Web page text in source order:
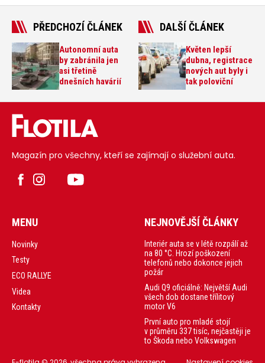
PŘEDCHOZÍ ČLÁNEK
Autonomní auta
by zabránila jen
asi třetině
dnešních havárií
DALŠÍ ČLÁNEK
Květen lepší
dubna, registrace
nových aut byly i
tak poloviční
Magazín pro všechny, kteří se zajímají o služební auta.
MENU
Novinky
Testy
ECO RALLYE
Videa
Kontakty
NEJNOVĚJŠÍ ČLÁNKY
Interiér auta se v létě rozpálí až
na 80 °C. Hrozí poškození
telefonů nebo dokonce jejich
požár
Audi Q9 oficiálně: Největší Audi
všech dob dostane třílitový
motor V6
První auto pro mladé stojí
v průměru 337 tisíc, nejčastěji je
to Škoda nebo Volkswagen